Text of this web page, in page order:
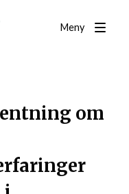
Meny
om